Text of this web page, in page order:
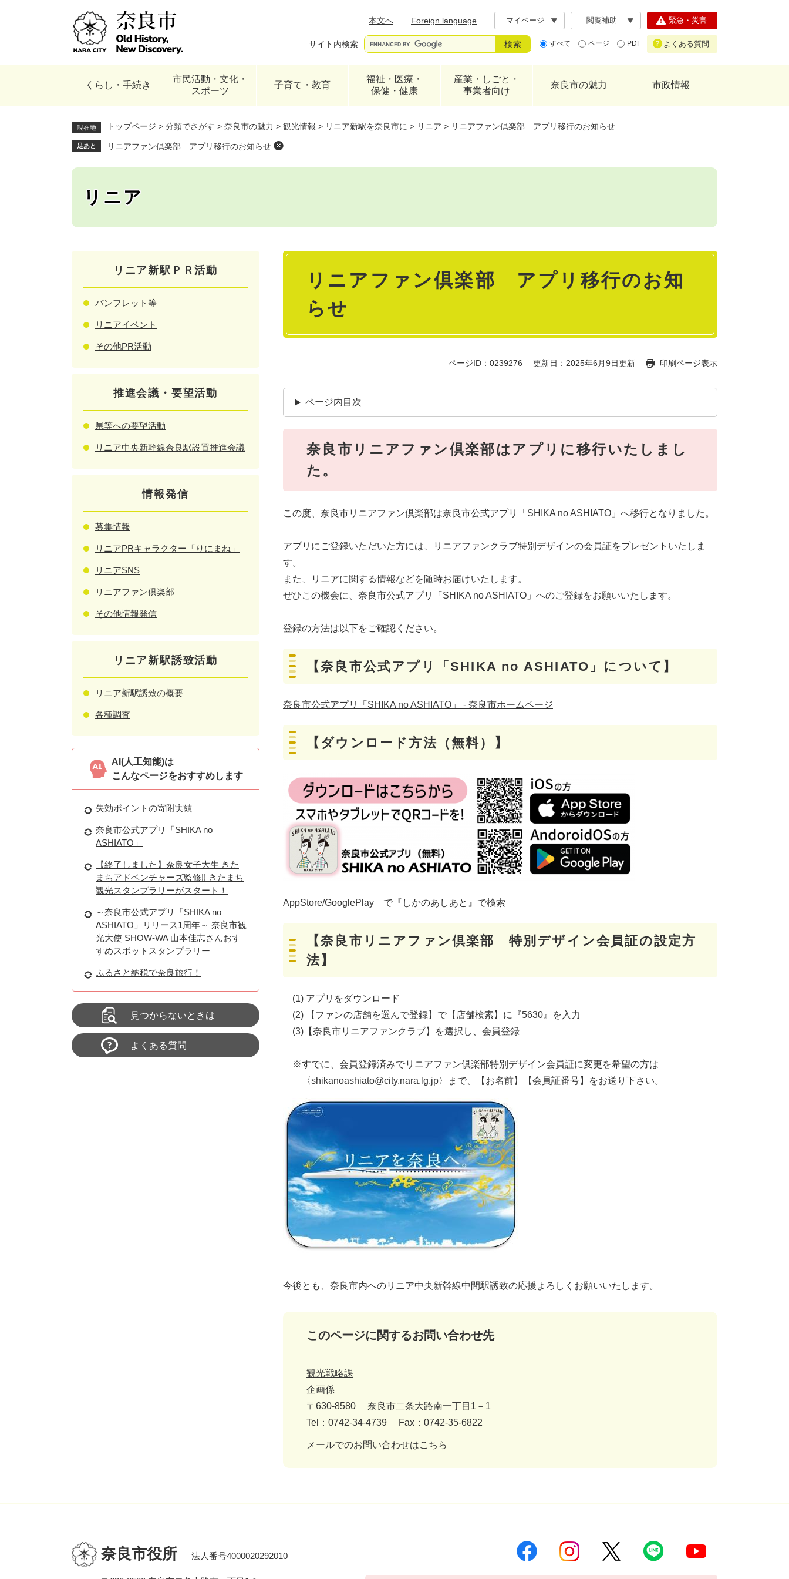
本文へ
Foreign language マイページ 閲覧補助
サイト内検索 すべて ページ PDF
緊急・災害
よくある質問
くらし・手続き
市民活動・文化・
スポーツ
子育て・教育
福祉・医療・
保健・健康
産業・しごと・
事業者向け
奈良市の魅力 市政情報
現在地 トップページ > 分類でさがす > 奈良市の魅力 > 観光情報 > リニア新駅を奈良市に > リニア > リニアファン倶楽部 アプリ移行のお知らせ
足あと リニアファン倶楽部 アプリ移行のお知らせ
リニア
本
リニアファン倶楽部 アプリ移行のお知
らせ
ページID：0239276 更新日：2025年6月9日更新 印刷ページ表示
ページ内目次
奈良市リニアファン倶楽部はアプリに移行いたしまし
た。
この度、奈良市リニアファン倶楽部は奈良市公式アプリ「SHIKA no ASHIATO」へ移行となりました。
アプリにご登録いただいた方には、リニアファンクラブ特別デザインの会員証をプレゼントいたしま
す。
また、リニアに関する情報などを随時お届けいたします。
ぜひこの機会に、奈良市公式アプリ「SHIKA no ASHIATO」へのご登録をお願いいたします。
登録の方法は以下をご確認ください。
【奈良市公式アプリ「SHIKA no ASHIATO」について】
奈良市公式アプリ「SHIKA no ASHIATO」 - 奈良市ホームページ
【ダウンロード方法（無料）】
AppStore/GooglePlay で『しかのあしあと』で検索
【奈良市リニアファン倶楽部 特別デザイン会員証の設定方
法】
(1) アプリをダウンロード
(2) 【ファンの店舗を選んで登録】で【店舗検索】に『5630』を入力
(3)【奈良市リニアファンクラブ】を選択し、会員登録
※すでに、会員登録済みでリニアファン倶楽部特別デザイン会員証に変更を希望の方は
〈shikanoashiato@city.nara.lg.jp〉まで、【お名前】【会員証番号】をお送り下さい。
今後とも、奈良市内へのリニア中央新幹線中間駅誘致の応援よろしくお願いいたします。
このページに関するお問い合わせ先
観光戦略課
企画係
〒630-8580
奈良市二条大路南一丁目1－1
Tel：0742-34-4739
Fax：0742-35-6822
メールでのお問い合わせはこちら
リニア新駅ＰＲ活動
パンフレット等
リニアイベント
その他PR活動
推進会議・要望活動
県等への要望活動
リニア中央新幹線奈良駅設置推進会議
情報発信
募集情報
リニアPRキャラクター「りにまね」
リニアSNS
リニアファン倶楽部
その他情報発信
リニア新駅誘致活動
リニア新駅誘致の概要
各種調査
AI(人工知能)は
こんなページをおすすめします
失効ポイントの寄附実績
奈良市公式アプリ「SHIKA no
ASHIATO」
【終了しました】奈良女子大生 きた
まちアドベンチャーズ監修!! きたまち
観光スタンプラリーがスタート！
～奈良市公式アプリ「SHIKA no
ASHIATO」リリース1周年～ 奈良市観
光大使 SHOW-WA 山本佳志さんおす
すめスポットスタンプラリー
ふるさと納税で奈良旅行！
見つからないときは
よくある質問
奈良市役所 法人番号4000020292010